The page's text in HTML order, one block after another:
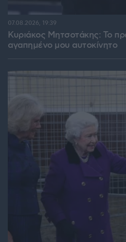
Κυριάκος Μητσοτάκης: Το
αγαπημένο μου αυτοκίνητο
07.08.2026, 19:39